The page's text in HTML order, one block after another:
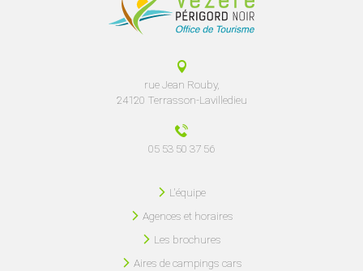
rue Jean Rouby,
24120 Terrasson-Lavilledieu
05 53 50 37 56
L'équipe
Agences et horaires
Les brochures
Aires de campings cars